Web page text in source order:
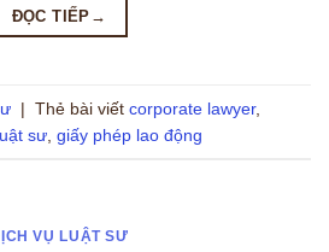
ĐỌC TIẾP →
| Thẻ bài viết corporate lawyer,
sư giấy phép lao động
VỤ LUẬT SƯ